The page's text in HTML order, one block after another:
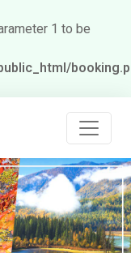
1 to be